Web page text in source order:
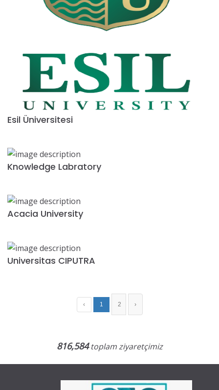
Esil Üniversitesi
Knowledge Labratory
Acacia University
Universitas CIPUTRA
‹ 1 2 ›
816,584toplam ziyaretçimiz